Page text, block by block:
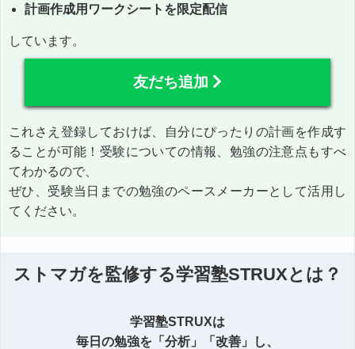
計画作成用ワークシートを限定配信
しています。
友だち追加
これさえ登録しておけば、自分にぴったりの計画を作成す
ることが可能！受験についての情報、勉強の注意点もすべ
てわかるので、
ぜひ、受験当日までの勉強のペースメーカーとして活用し
てください。
ストマガを監修する学習塾STRUXとは？
学習塾STRUXは
毎日の勉強を「分析」「改善」し、